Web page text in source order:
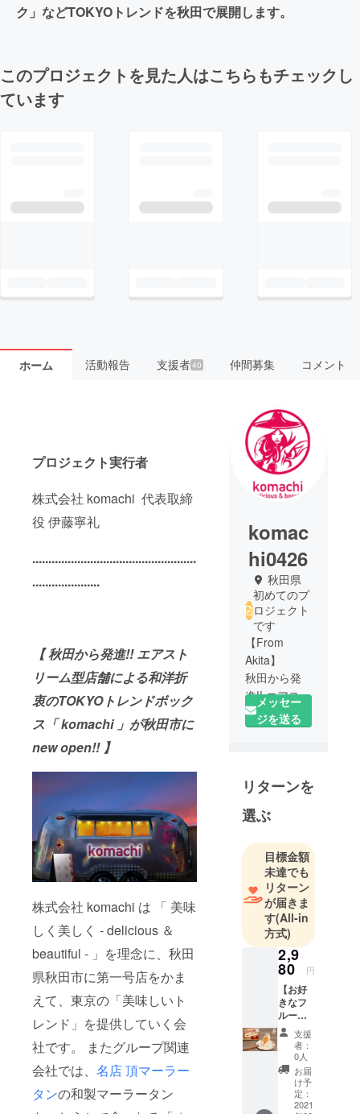
ク」などTOKYOトレンドを秋田で展開します。
このプロジェクトを見た人はこちらもチェックし
ています
ホーム 活動報告 支援者40 仲間募集 コメント
プロジェクト実行者
株式会社 komachi 代表取締
役 伊藤寧礼
...................................................
.....................
【 秋田から発進!! エアスト
リーム型店舗による和洋折
衷のTOKYOトレンドボック
ス「 komachi 」が秋田市に
new open!! 】
株式会社 komachi は 「 美味
しく美しく - delicious ＆
beautiful - 」を理念に、秋田
県秋田市に第一号店をかま
えて、東京の「美味しいト
レンド」を提供していく会
社です。 またグループ関連
会社では、 名店 頂マーラー
タンの和製マーラータン
komac
hi0426
秋田県
初めてのプ
ロジェクト
です
【From
Akita】
秋田から発
進!! エアスト
リーム型店
舗によるフ
「#komachi
にnew
『delicious
and
beautifulー美
味しい』を
ブランド
メッセージ
とし、美の
追求、味の
探求、日本
を代表する
『美味し
い』の創造
をビジョン
に掲げ設立
メッセー
ジを送る
リターンを
選ぶ
目標金額
未達でも
リターン
が届きま
す(All-in
方式)
2,9
80 円
【お好
きなフ
ルーツ
サンド
特別チ
ケット
× 15
枚】
【秋田
の方向
支援
者：
0人
お届
け予
定：
2021